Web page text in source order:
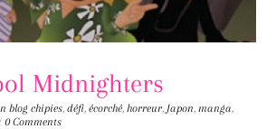
Midnighters
blog chipies,défi,écorché,horreur, Japon, manga,
/ 0 Comments